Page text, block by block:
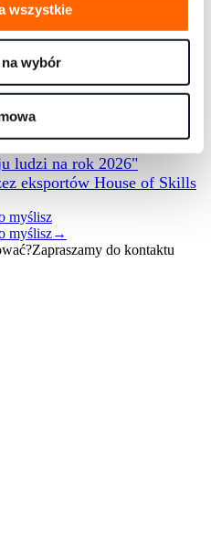
wszystkie
wybór
Współpracujemy z największymi
na świecie
wszystkie najczęściej
pytania w jednym miejscu
ludzi na rok 2026"
eksportów House of Skills
myślisz
myślisz→
Zapraszamy do kontaktu